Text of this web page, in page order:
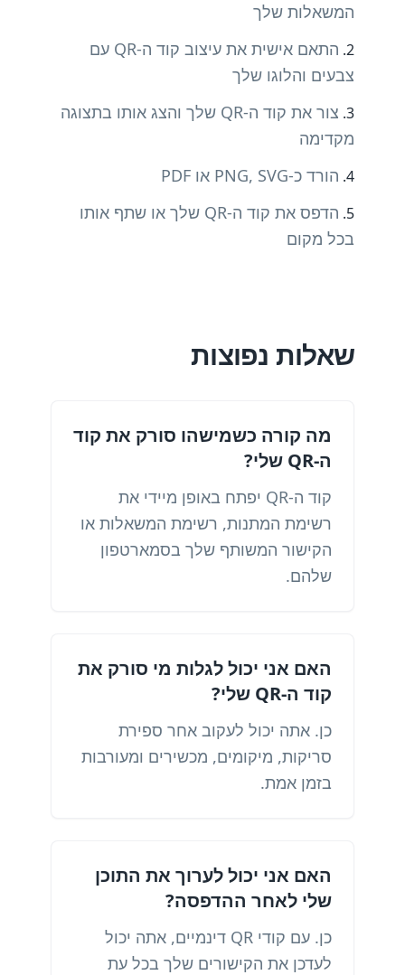
המשאלות שלך
התאם אישית את עיצוב קוד ה-QR עם
צבעים והלוגו שלך
צור את קוד ה-QR שלך והצג אותו בתצוגה
מקדימה
הורד כ-PNG, SVG או PDF
הדפס את קוד ה-QR שלך או שתף אותו
בכל מקום
שאלות נפוצות
מה קורה כשמישהו סורק את קוד
ה-QR שלי?
קוד ה-QR יפתח באופן מיידי את
רשימת המתנות, רשימת המשאלות או
הקישור המשותף שלך בסמארטפון
שלהם.
האם אני יכול לגלות מי סורק את
קוד ה-QR שלי?
כן. אתה יכול לעקוב אחר ספירת
סריקות, מיקומים, מכשירים ומעורבות
בזמן אמת.
האם אני יכול לערוך את התוכן
שלי לאחר ההדפסה?
כן. עם קודי QR דינמיים, אתה יכול
לעדכן את הקישורים שלך בכל עת